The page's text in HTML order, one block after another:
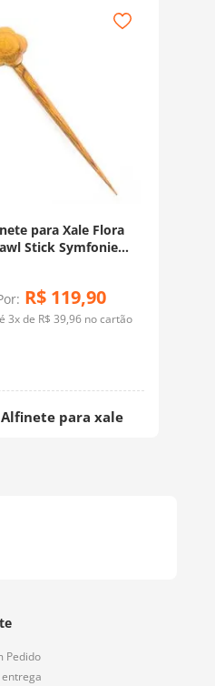
para Xale Flora
Stick Symfonie
R$ 119,90
3x de R$ 39,96no cartão
Alfinete para xale
Pedido
entrega